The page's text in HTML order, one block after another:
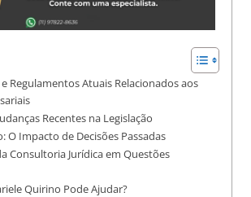
Regulamentos Atuais Relacionados aos
Recentes na Legislação
O Impacto de Decisões Passadas
Consultoria Jurídica em Questões
Quirino Pode Ajudar?